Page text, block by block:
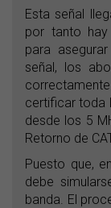
Esta señal
por tanto
para
señal, los
certificar toda
desde los 5
Retorno de
Puesto que,
debe
banda. El